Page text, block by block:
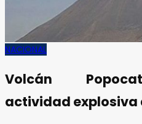
NACIONAL
Volcán
actividad explosiva